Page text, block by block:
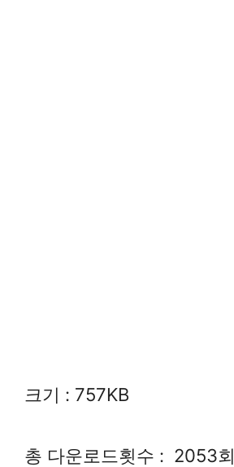
크기 : 757KB
총 다운로드횟수 : 2053회